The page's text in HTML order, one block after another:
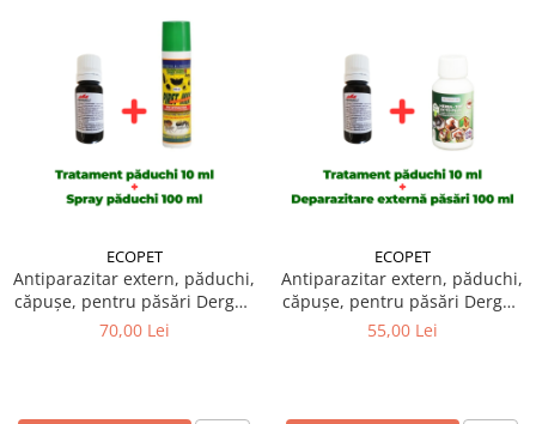
ECOPET
Antiparazitar extern, păduchi,
căpuşe, pentru păsări Dergall
10 ml + Spray insecticid
70,00 Lei
ECOPET
Antiparazitar extern, păduchi,
căpuşe, pentru păsări Dergall
10 ml + Soluție păduchi, de
55,00 Lei